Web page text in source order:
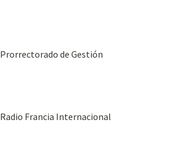
Prorrectorado de Gestión
Radio Francia Internacional